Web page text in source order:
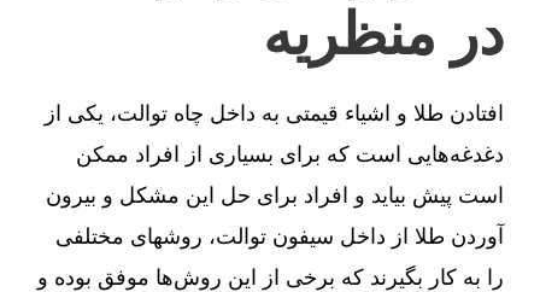
در منظریه
افتادن طلا و اشیاء قیمتی به داخل چاه توالت، یکی از
دغدغه‌هایی است که برای بسیاری از افراد ممکن
است پیش بیاید و افراد برای حل این مشکل و بیرون
آوردن طلا از داخل سیفون توالت، روشهای مختلفی
را به کار بگیرند که برخی از این روش‌ها موفق بوده و